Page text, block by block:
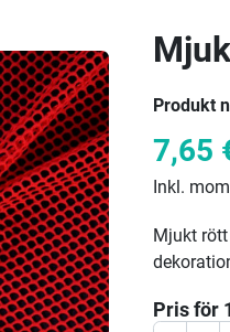
Produkt
7,65
Inkl.
Mjukt
Pris för 1